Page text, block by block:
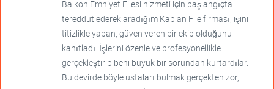
Balkon Emniyet Filesi hizmeti için başlangıçta
tereddüt ederek aradığım Kaplan File firması, işini
titizlikle yapan, güven veren bir ekip olduğunu
kanıtladı. İşlerini özenle ve profesyonellikle
gerçekleştirip beni büyük bir sorundan kurtardılar.
Bu devirde böyle ustaları bulmak gerçekten zor,